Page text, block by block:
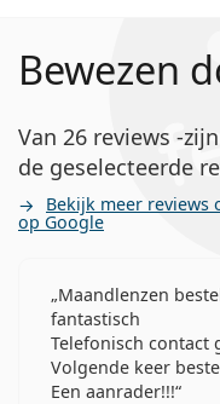
Bewezen
Van 26 reviews -
de geselecteerde
Bekijk meer reviews
op Google
Maandlenzen
fantastisch
Telefonisch contact
Volgende keer
Een aanrader!!!